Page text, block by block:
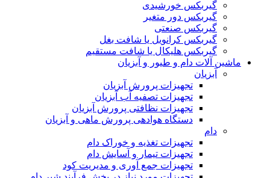
گیربکس خورشیدی
گیربکس دور متغیر
گیربکس صنعتی
گیربکس کرانویل یا شافت بغل
گیربکس هلیکال یا شافت مستقیم
ماشین آلات دام و طیور و آبزیان
آبزیان
تجهیزات پرورش آبزیان
تجهیزات تصفیه آب آبزیان
تجهیزات نظافتی پرورش آبزیان
دستگاه هوادهی پرورش ماهی و آبزیان
دام
تجهیزات تغذیه و خوراک دام
تجهیزات تیمار و آسایش دام
تجهیزات جمع آوری و مدیریت کود